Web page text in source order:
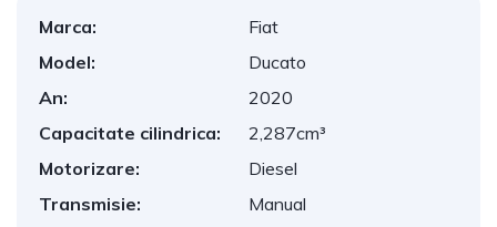
Marca:
Fiat
Model:
Ducato
An:
2020
Capacitate cilindrica:
2,287cm³
Motorizare:
Diesel
Transmisie:
Manual